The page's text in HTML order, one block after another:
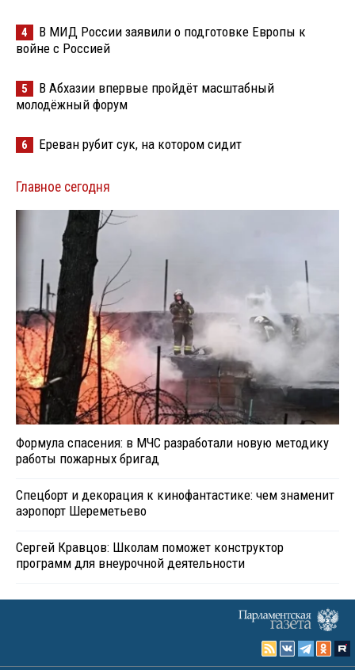
4
В МИД России заявили о подготовке Европы к
войне с Россией
5
В Абхазии впервые пройдёт масштабный
молодёжный форум
6 Ереван рубит сук, на котором сидит
Главное сегодня
Формула спасения: в МЧС разработали новую методику
работы пожарных бригад
Спецборт и декорация к кинофантастике: чем знаменит
аэропорт Шереметьево
Сергей Кравцов: Школам поможет конструктор
программ для внеурочной деятельности